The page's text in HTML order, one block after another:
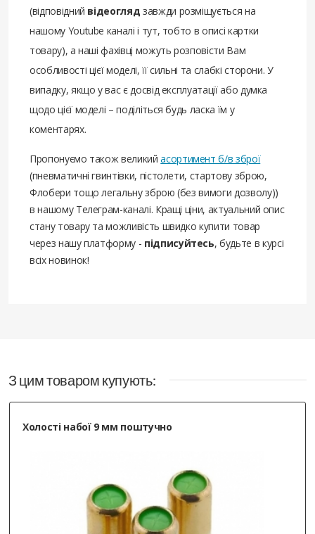
(відповідний відеогляд завжди розміщується на
нашому Youtube каналі і тут, тобто в описі картки
товару), а наші фахівці можуть розповісти Вам
особливості цієї моделі, її сильні та слабкі сторони. У
випадку, якщо у вас є досвід експлуатації або думка
щодо цієї моделі – поділіться будь ласка їм у
коментарях.
Пропонуємо також великийасортимент б/в зброї
(пневматичні гвинтівки, пістолети, стартову зброю,
Флобери тощо легальну зброю (без вимоги дозволу))
в нашому Телеграм-каналі. Кращі ціни, актуальний опис
стану товару та можливість швидко купити товар
через нашу платформу - підписуйтесь, будьте в курсі
всіх новинок!
наявності - повідомим»
03.24.2025
Олександр, Київ
З цим товаром купують:
Холості набої 9 мм поштучно